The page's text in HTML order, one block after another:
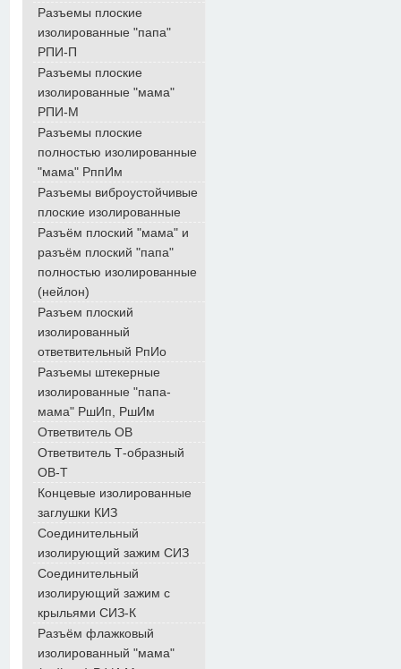
Разъемы плоские
изолированные "папа"
РПИ-П
Разъемы плоские
изолированные "мама"
РПИ-М
Разъемы плоские
полностью изолированные
"мама" РппИм
Разъемы виброустойчивые
плоские изолированные
Разъём плоский "мама" и
разъём плоский "папа"
полностью изолированные
(нейлон)
Разъем плоский
изолированный
ответвительный РпИо
Разъемы штекерные
изолированные "папа-
мама" РшИп, РшИм
Ответвитель ОВ
Ответвитель Т-образный
ОВ-Т
Концевые изолированные
заглушки КИЗ
Соединительный
изолирующий зажим СИЗ
Соединительный
изолирующий зажим с
крыльями СИЗ-К
Разъём флажковый
изолированный "мама"